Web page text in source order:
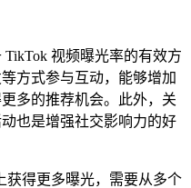
视频曝光率的有效方
方式参与互动，能够增加
多的推荐机会。此外，关
也是增强社交影响力的好
获得更多曝光，需要从多个